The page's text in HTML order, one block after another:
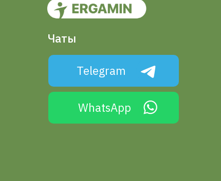
Чаты
WhatsApp
Telegram